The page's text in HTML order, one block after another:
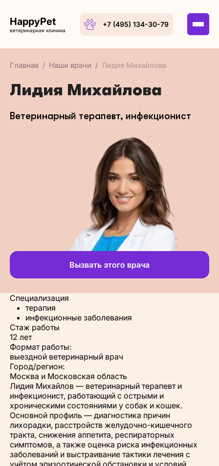
HappyPet
ветеринарная клиника
+7 (495) 134-30-79
Главная Наши врачи Лидия Михайлова
Лидия Михайлова
Ветеринарный терапевт, инфекционист
Вызвать этого врача
Специализация
терапия
инфекционные заболевания
Стаж работы
12 лет
Формат работы:
выездной ветеринарный врач
Город/регион:
Москва и Московская область
Лидия Михайлов — ветеринарный терапевт и
инфекционист, работающий с острыми и
хроническими состояниями у собак и кошек.
Основной профиль — диагностика причин
лихорадки, расстройств желудочно-кишечного
тракта, снижения аппетита, респираторных
симптомов, а также оценка риска инфекционных
заболеваний и выстраивание тактики лечения с
учётом эпизоотической обстановки и условий